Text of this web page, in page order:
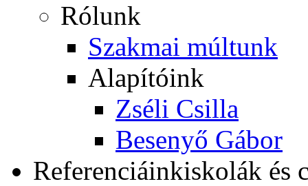
Rólunk
Szakmai múltunk
Alapítóink
Zséli Csilla
Besenyő Gábor
Referenciáinkiskolák és